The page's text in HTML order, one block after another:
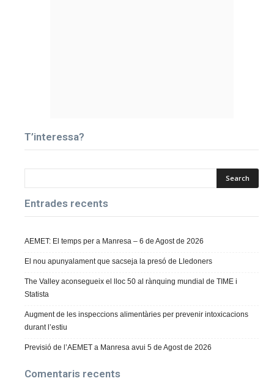
T’interessa?
Entrades recents
AEMET: El temps per a Manresa – 6 de Agost de 2026
El nou apunyalament que sacseja la presó de Lledoners
The Valley aconsegueix el lloc 50 al rànquing mundial de TIME i
Statista
Augment de les inspeccions alimentàries per prevenir intoxicacions
durant l’estiu
Previsió de l’AEMET a Manresa avui 5 de Agost de 2026
Comentaris recents